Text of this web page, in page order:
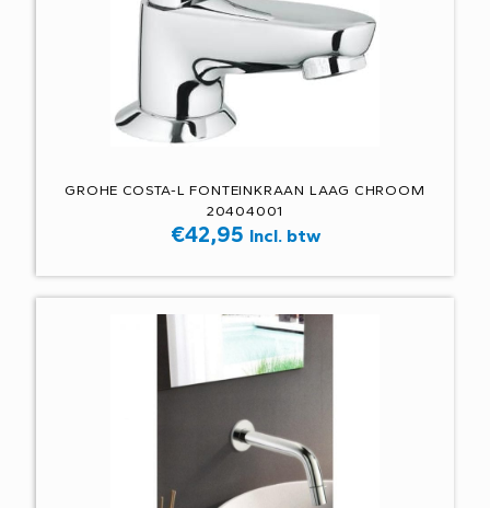
GROHE COSTA-L FONTEINKRAAN LAAG CHROOM
20404001
€42,95 Incl. btw